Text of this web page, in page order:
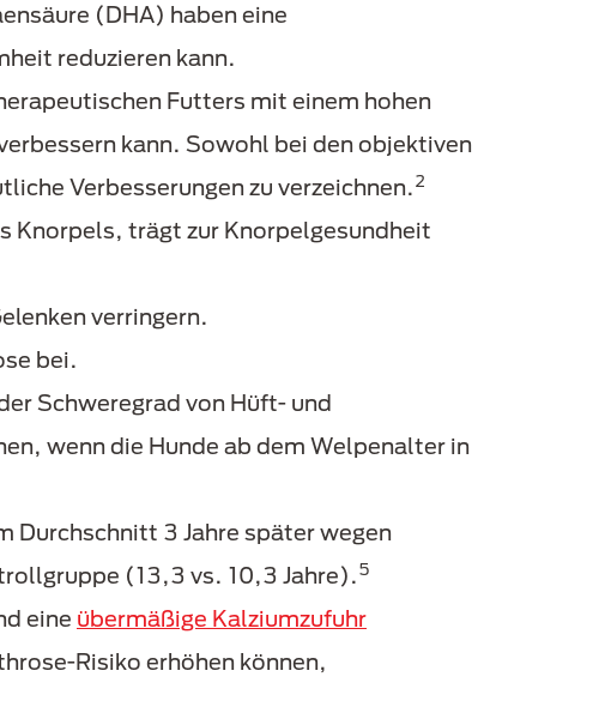
(DHA) haben eine
reduzieren kann.
Futters mit einem hohen
kann. Sowohl bei den objektiven
Verbesserungen zu verzeichnen.2
Knorpels, trägt zur Knorpelgesundheit
verringern.
bei.
Schweregrad von Hüft- und
wenn die Hunde ab dem Welpenalter in
Durchschnitt 3 Jahre später wegen
(13,3 vs. 10,3 Jahre).5
eine übermäßige Kalziumzufuhr
Risiko erhöhen können,